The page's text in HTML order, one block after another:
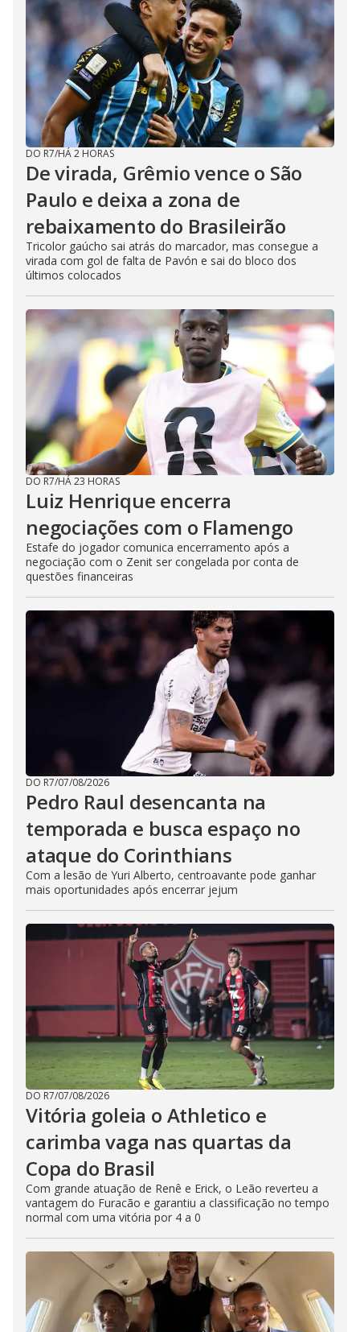
DO R7/HÁ 2 HORAS
De virada, Grêmio vence o São
Paulo e deixa a zona de
rebaixamento do Brasileirão
Tricolor gaúcho sai atrás do marcador, mas consegue a
virada com gol de falta de Pavón e sai do bloco dos
últimos colocados
DO R7/HÁ 23 HORAS
Luiz Henrique encerra
negociações com o Flamengo
Estafe do jogador comunica encerramento após a
negociação com o Zenit ser congelada por conta de
questões financeiras
DO R7/07/08/2026
Pedro Raul desencanta na
temporada e busca espaço no
ataque do Corinthians
Com a lesão de Yuri Alberto, centroavante pode ganhar
mais oportunidades após encerrar jejum
DO R7/07/08/2026
Vitória goleia o Athletico e
carimba vaga nas quartas da
Copa do Brasil
Com grande atuação de Renê e Erick, o Leão reverteu a
vantagem do Furacão e garantiu a classificação no tempo
normal com uma vitória por 4 a 0